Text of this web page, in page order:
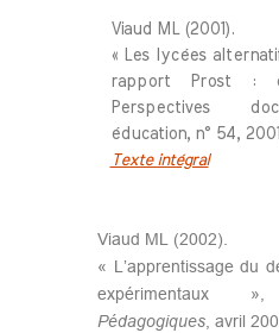
Viaud ML (2001).
« Les lycées
rapport Prost :
Perspectives
éducation, n° 54,
Texte intégral
Viaud ML (2002).
« L’apprentissage du
expérimentaux
Pédagogiques, avril